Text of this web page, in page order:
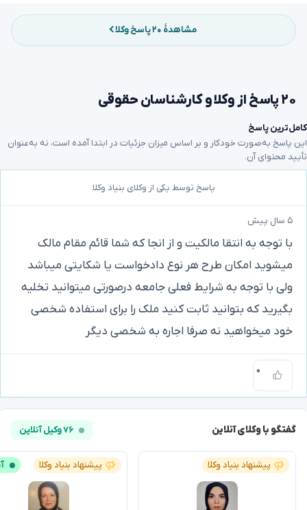
دریافت کنم یا خیر؟ با تشکر
مشاهدهٔ ۲۰ پاسخ وکلا
۲۰ پاسخ از وکلا و کارشناسان حقوقی
کامل‌ترین پاسخ
این پاسخ به‌صورت خودکار و بر اساس میزان جزئیات در ابتدا آمده است، نه به‌عنوان
تأیید محتوای آن.
پاسخ توسط یکی از وکلای بنیاد وکلا
۵ سال پیش
با توجه به انتقا مالکیت و از انجا که شما قائم مقام مالک
میشوید امکان طرح هر نوع دادخواست یا شکایتی میباشد
ولی با توجه به شرایط فعلی جامعه درصورتی میتوانید تخلیه
بگیرید که بتوانید ثابت کنید ملک را برای استفاده شخصی
خود میخواهید نه صرفا اجاره به شخصی دیگر
۰
گفتگو با وکلای آنلاین ۷۶ وکیل آنلاین
پیشنهاد بنیاد وکلا پیشنهاد بنیاد وکلا